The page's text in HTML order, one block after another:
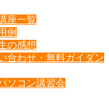
座一覧
例
の感想
わせ・無料ガイダン
ソコン講習会